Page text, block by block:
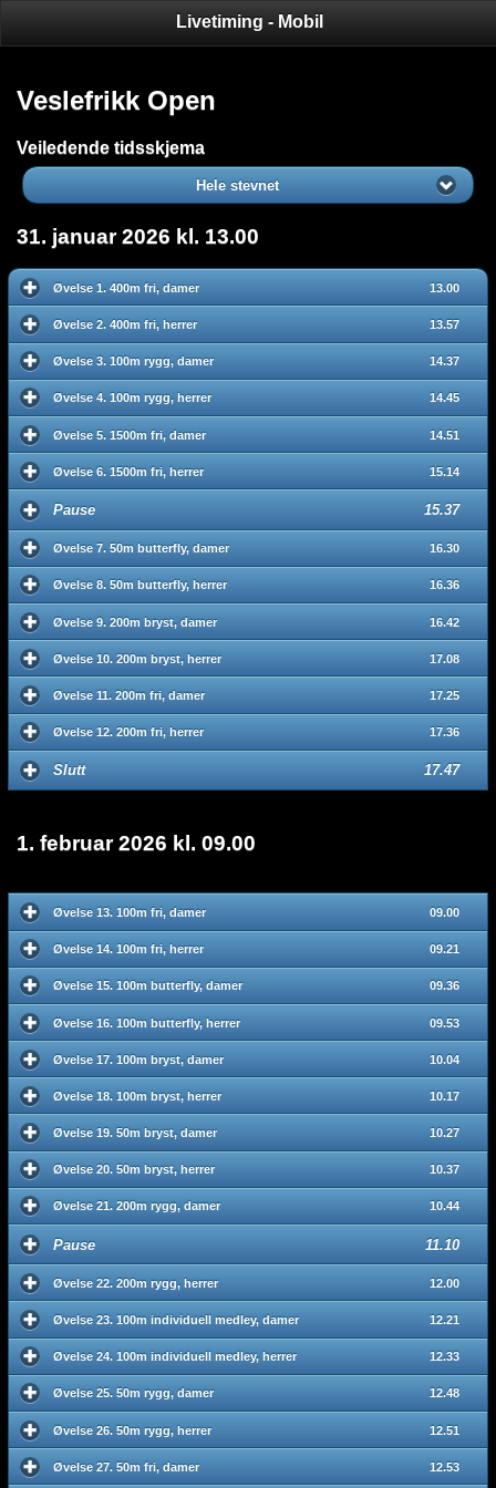
Livetiming - Mobil
Veslefrikk Open
Veiledende tidsskjema
Hele stevnet
31. januar 2026 kl. 13.00
Øvelse 1. 400m fri, damer 13.00
Øvelse 2. 400m fri, herrer 13.57
Øvelse 3. 100m rygg, damer 14.37
Øvelse 4. 100m rygg, herrer 14.45
Øvelse 5. 1500m fri, damer 14.51
Øvelse 6. 1500m fri, herrer 15.14
Pause 15.37
Øvelse 7. 50m butterfly, damer 16.30
Øvelse 8. 50m butterfly, herrer 16.36
Øvelse 9. 200m bryst, damer 16.42
Øvelse 10. 200m bryst, herrer 17.08
Øvelse 11. 200m fri, damer 17.25
Øvelse 12. 200m fri, herrer 17.36
Slutt 17.47
1. februar 2026 kl. 09.00
Øvelse 13. 100m fri, damer 09.00
Øvelse 14. 100m fri, herrer 09.21
Øvelse 15. 100m butterfly, damer 09.36
Øvelse 16. 100m butterfly, herrer 09.53
Øvelse 17. 100m bryst, damer 10.04
Øvelse 18. 100m bryst, herrer 10.17
Øvelse 19. 50m bryst, damer 10.27
Øvelse 20. 50m bryst, herrer 10.37
Øvelse 21. 200m rygg, damer 10.44
Pause 11.10
Øvelse 22. 200m rygg, herrer 12.00
Øvelse 23. 100m individuell medley, damer 12.21
Øvelse 24. 100m individuell medley, herrer 12.33
Øvelse 25. 50m rygg, damer 12.48
Øvelse 26. 50m rygg, herrer 12.51
Øvelse 27. 50m fri, damer 12.53